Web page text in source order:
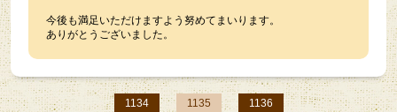
今後も満足いただけますよう努めてまいります。
ありがとうございました。
1134 1135 1136